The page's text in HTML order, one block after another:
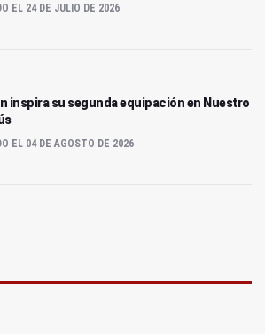
EL 24 DE JULIO DE 2026
inspira su segunda equipación en Nuestro
EL 04 DE AGOSTO DE 2026